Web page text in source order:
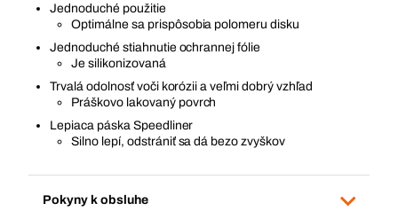
Jednoduché použitie
Optimálne sa prispôsobia polomeru disku
Jednoduché stiahnutie ochrannej fólie
Je silikonizovaná
Trvalá odolnosť voči korózii a veľmi dobrý vzhľad
Práškovo lakovaný povrch
Lepiaca páska Speedliner
Silno lepí, odstrániť sa dá bezo zvyškov
Pokyny k obsluhe